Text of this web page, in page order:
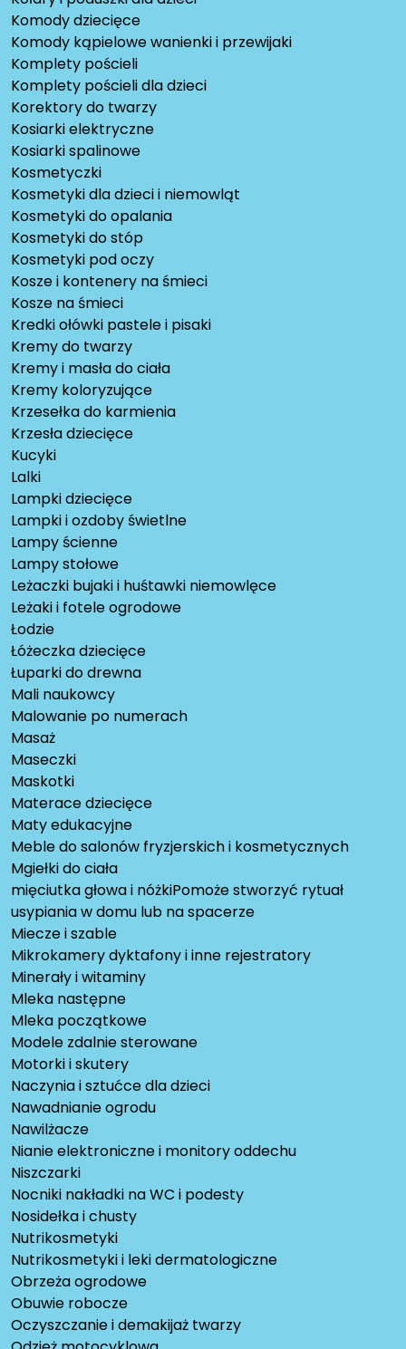
Komody dziecięce
Komody kąpielowe wanienki i przewijaki
Komplety pościeli
Komplety pościeli dla dzieci
Korektory do twarzy
Kosiarki elektryczne
Kosiarki spalinowe
Kosmetyczki
Kosmetyki dla dzieci i niemowląt
Kosmetyki do opalania
Kosmetyki do stóp
Kosmetyki pod oczy
Kosze i kontenery na śmieci
Kosze na śmieci
Kredki ołówki pastele i pisaki
Kremy do twarzy
Kremy i masła do ciała
Kremy koloryzujące
Krzesełka do karmienia
Krzesła dziecięce
Kucyki
Lalki
Lampki dziecięce
Lampki i ozdoby świetlne
Lampy ścienne
Lampy stołowe
Leżaczki bujaki i huśtawki niemowlęce
Leżaki i fotele ogrodowe
Łodzie
Łóżeczka dziecięce
Łuparki do drewna
Mali naukowcy
Malowanie po numerach
Masaż
Maseczki
Maskotki
Materace dziecięce
Maty edukacyjne
Meble do salonów fryzjerskich i kosmetycznych
Mgiełki do ciała
mięciutka głowa i nóżkiPomoże stworzyć rytuał
usypiania w domu lub na spacerze
Miecze i szable
Mikrokamery dyktafony i inne rejestratory
Minerały i witaminy
Mleka następne
Mleka początkowe
Modele zdalnie sterowane
Motorki i skutery
Naczynia i sztućce dla dzieci
Nawadnianie ogrodu
Nawilżacze
Nianie elektroniczne i monitory oddechu
Niszczarki
Nocniki nakładki na WC i podesty
Nosidełka i chusty
Nutrikosmetyki
Nutrikosmetyki i leki dermatologiczne
Obrzeża ogrodowe
Obuwie robocze
Oczyszczanie i demakijaż twarzy